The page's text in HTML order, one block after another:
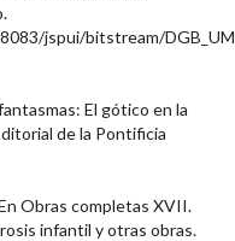
jspui/bitstream/
El gótico en la
de la Pontificia
Obras completas XVII.
infantil y otras obras.